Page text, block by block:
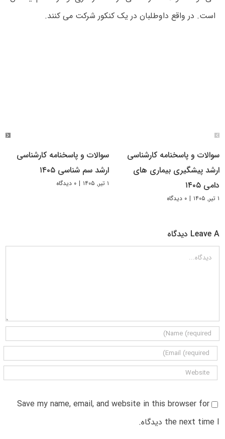
است. در واقع داوطلبان در یک کنکور شرکت می کنند.
سوالات و پاسخنامه کارشناسی
ارشد پیشگیری بیماری های
دامی ۱۴۰۵
۱ تیر, ۱۴۰۵ | ۰ دیدگاه
سوالات و پاسخنامه کارشناسی
ارشد سم شناسی ۱۴۰۵
۱ تیر, ۱۴۰۵ | ۰ دیدگاه
Leave A دیدگاه
دیدگاه
Save my name, email, and website in this browser for
the next time I دیدگاه.